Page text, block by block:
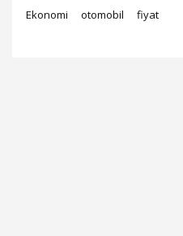
Ekonomi otomobil fiyat